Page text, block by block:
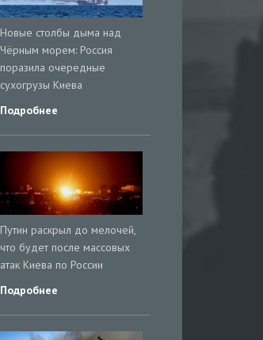
Новые столбы дыма над
Чёрным морем: Россия
поразила очередные
сухогрузы Киева
Подробнее
Путин раскрыл до мелочей,
что будет после массовых
атак Киева по России
Подробнее